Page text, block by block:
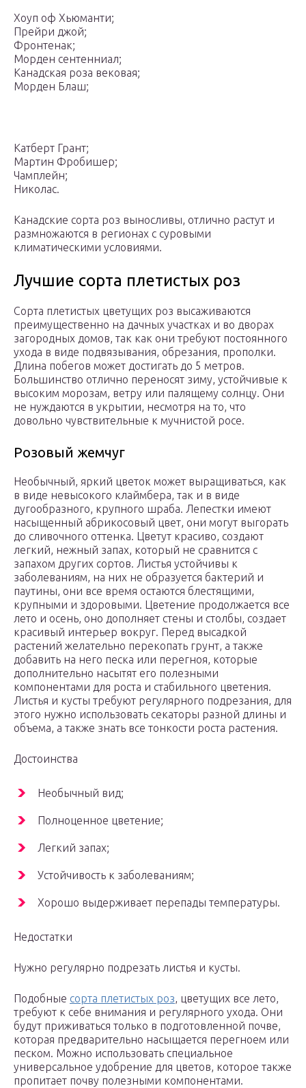
Хоуп оф Хьюманти;
Прейри джой;
Фронтенак;
Морден сентенниал;
Канадская роза вековая;
Морден Блаш;
Катберт Грант;
Мартин Фробишер;
Чамплейн;
Николас.
Канадские сорта роз выносливы, отлично растут и
размножаются в регионах с суровыми
климатическими условиями.
Лучшие сорта плетистых роз
Сорта плетистых цветущих роз высаживаются
преимущественно на дачных участках и во дворах
загородных домов, так как они требуют постоянного
ухода в виде подвязывания, обрезания, прополки.
Длина побегов может достигать до 5 метров.
Большинство отлично переносят зиму, устойчивые к
высоким морозам, ветру или палящему солнцу. Они
не нуждаются в укрытии, несмотря на то, что
довольно чувствительные к мучнистой росе.
Розовый жемчуг
Необычный, яркий цветок может выращиваться, как
в виде невысокого клаймбера, так и в виде
дугообразного, крупного шраба. Лепестки имеют
насыщенный абрикосовый цвет, они могут выгорать
до сливочного оттенка. Цветут красиво, создают
легкий, нежный запах, который не сравнится с
запахом других сортов. Листья устойчивы к
заболеваниям, на них не образуется бактерий и
паутины, они все время остаются блестящими,
крупными и здоровыми. Цветение продолжается все
лето и осень, оно дополняет стены и столбы, создает
красивый интерьер вокруг. Перед высадкой
растений желательно перекопать грунт, а также
добавить на него песка или перегноя, которые
дополнительно насытят его полезными
компонентами для роста и стабильного цветения.
Листья и кусты требуют регулярного подрезания, для
этого нужно использовать секаторы разной длины и
объема, а также знать все тонкости роста растения.
Достоинства
Необычный вид;
Полноценное цветение;
Легкий запах;
Устойчивость к заболеваниям;
Хорошо выдерживает перепады температуры.
Недостатки
Нужно регулярно подрезать листья и кусты.
Подобные сорта плетистых роз, цветущих все лето,
требуют к себе внимания и регулярного ухода. Они
будут приживаться только в подготовленной почве,
которая предварительно насыщается перегноем или
песком. Можно использовать специальное
универсальное удобрение для цветов, которое также
пропитает почву полезными компонентами.